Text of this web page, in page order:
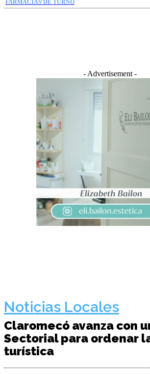
FARMACIAS DE TURNO
- Advertisement -
Noticias Locales
Claromecó avanza con
Sectorial para ordenar
turística